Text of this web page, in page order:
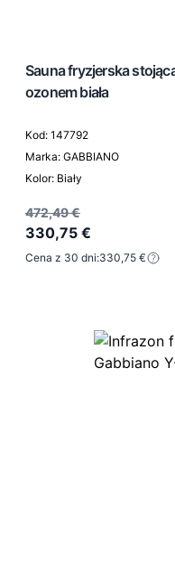
Sauna fryzjerska
ozonem biała
Kod: 147792
Marka: GABBIANO
Kolor: Biały
472,49 €
330,75 €
Cena z 30 dni:330,75 €